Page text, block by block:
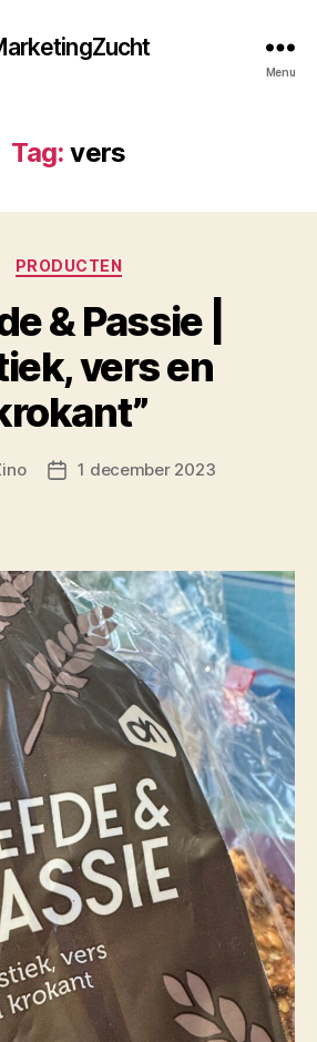
Menu
Tag: vers
Categorieën
PRODUCTEN
& Passie |
vers en
Berichtdatum
1 december 2023